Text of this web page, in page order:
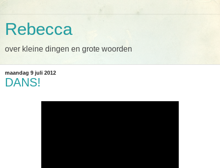
Rebecca
over kleine dingen en grote woorden
maandag 9 juli 2012
DANS!